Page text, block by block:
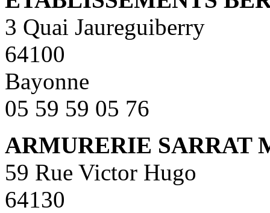
3 Quai Jaureguiberry
64100
Bayonne
05 59 59 05 76
ARMURERIE SARRAT
59 Rue Victor Hugo
64130